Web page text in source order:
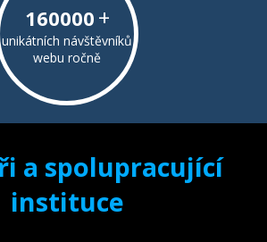
160000 +
unikátních návštěvníků
webu ročně
a spolupracující
instituce